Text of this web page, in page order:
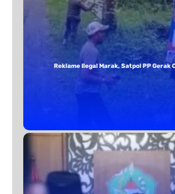
Reklame Ilegal Marak, Satpol PP Gerak